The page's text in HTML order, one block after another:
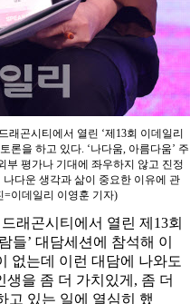
래곤시티에서 열린 ‘제13회 이데일리
론을 하고 있다. ‘나다움, 아름다움’ 주
부 평가나 기대에 좌우하지 않고 진정
다운 생각과 삶이 중요한 이유에 관
=이데일리 이영훈 기자)
래곤시티에서 열린 제13회
들’ 대담세션에 참석해 이
없는데 이런 대담에 나와도
생을 좀 더 가치있게, 좀 더
고 있는 일에 열심히 했